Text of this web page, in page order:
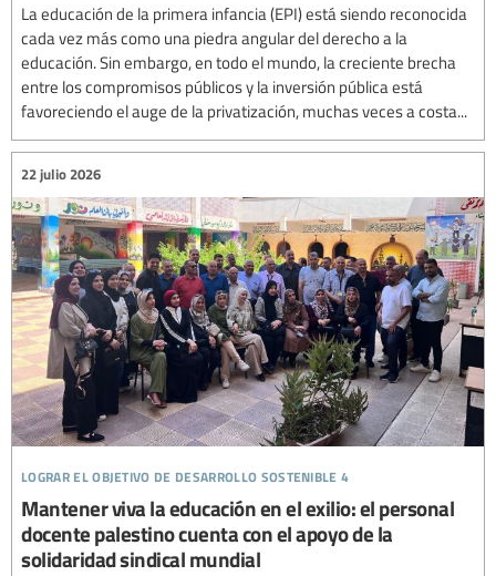
La educación de la primera infancia (EPI) está siendo reconocida
cada vez más como una piedra angular del derecho a la
educación. Sin embargo, en todo el mundo, la creciente brecha
entre los compromisos públicos y la inversión pública está
favoreciendo el auge de la privatización, muchas veces a costa...
lograr el objetivo de desarrollo sostenible 4
22 julio 2026
Mantener viva la educación en el exilio: el personal
docente palestino cuenta con el apoyo de la
solidaridad sindical mundial